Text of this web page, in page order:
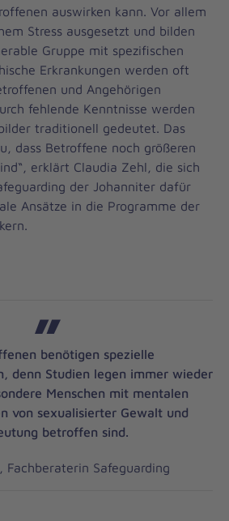
auswirken kann. Vor allem
Stress ausgesetzt und bilden
Gruppe mit spezifischen
Erkrankungen werden oft
und Angehörigen
fehlende Kenntnisse werden
traditionell gedeutet. Das
dass Betroffene noch größeren
erklärt Claudia Zehl, die sich
der Johanniter dafür
Ansätze in die Programme der
benötigen spezielle
denn Studien legen immer wieder
Menschen mit mentalen
von sexualisierter Gewalt und
betroffen sind.
Fachberaterin Safeguarding